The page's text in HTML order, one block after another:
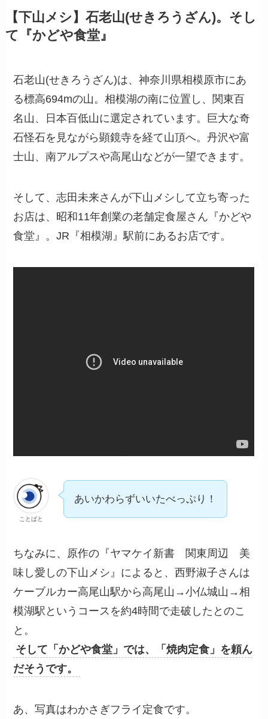
【下山メシ】石老山(せきろうざん)。そし
て『かどや食堂』
石老山(せきろうざん)は、神奈川県相模原市にあ
る標高694mの山。相模湖の南に位置し、関東百
名山、日本百低山に選定されています。巨大な奇
石怪石を見ながら顕鏡寺を経て山頂へ。丹沢や富
士山、南アルプスや高尾山などが一望できます。
そして、志田未来さんが下山メシして立ち寄った
お店は、昭和11年創業の老舗定食屋さん『かどや
食堂』。JR『相模湖』駅前にあるお店です。
ことばと
あいかわらずいいたべっぷり！
ちなみに、原作の『ヤマケイ新書 関東周辺 美
味し愛しの下山メシ』によると、西野淑子さんは
ケーブルカー高尾山駅から高尾山→小仏城山→相
模湖駅というコースを約4時間で走破したとのこ
と。
そして「かどや食堂」では、「焼肉定食」を頼ん
だそうです。
あ、写真はわかさぎフライ定食です。